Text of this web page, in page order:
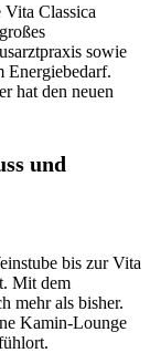
Classica
sowie
Energiebedarf.
hat den neuen
und
bis zur Vita
Mit dem
mehr als bisher.
Kamin-Lounge